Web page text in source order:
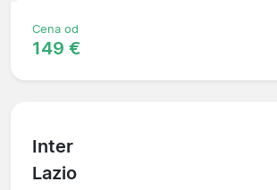
Cena od
149 €
Inter
Lazio